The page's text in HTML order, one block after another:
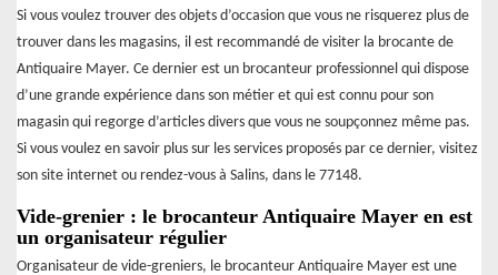
Si vous voulez trouver des objets d’occasion que vous ne risquerez plus de
trouver dans les magasins, il est recommandé de visiter la brocante de
Antiquaire Mayer. Ce dernier est un brocanteur professionnel qui dispose
d’une grande expérience dans son métier et qui est connu pour son
magasin qui regorge d’articles divers que vous ne soupçonnez même pas.
Si vous voulez en savoir plus sur les services proposés par ce dernier, visitez
son site internet ou rendez-vous à Salins, dans le 77148.
Vide-grenier : le brocanteur Antiquaire Mayer en est
un organisateur régulier
Organisateur de vide-greniers, le brocanteur Antiquaire Mayer est une